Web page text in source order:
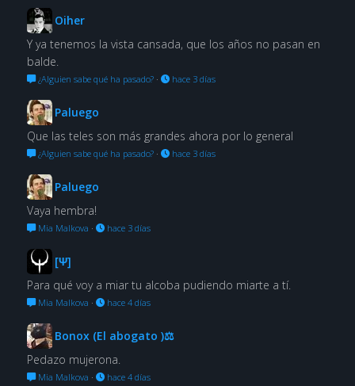
Oiher
Y ya tenemos la vista cansada, que los años no pasan en
balde.
¿Alguien sabe qué ha pasado?· hace 3 días
Paluego
Que las teles son más grandes ahora por lo general
¿Alguien sabe qué ha pasado?· hace 3 días
Paluego
Vaya hembra!
Mia Malkova · hace 3 días
[Ψ]
Para qué voy a miar tu alcoba pudiendo miarte a tí.
Mia Malkova · hace 4 días
Bonox (El abogato )⚖
Pedazo mujerona.
Mia Malkova · hace 4 días